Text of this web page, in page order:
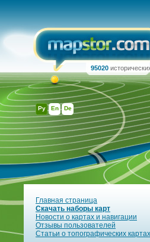
Ру En De
95020
Главная страница
Скачать наборы карт
Новости о картах и навигации
Отзывы пользователей
Статьи о топографических картах